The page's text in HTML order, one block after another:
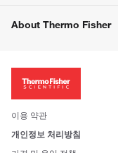
웹사이트 개선사항
About Thermo Fisher
투자자
사회적 책임
브랜드
이용 약관
개인정보 처리방침